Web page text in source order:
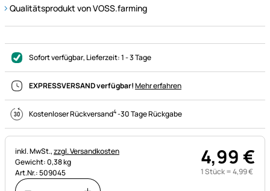
Qualitätsprodukt von VOSS.farming
Sofort verfügbar, Lieferzeit:1 - 3 Tage
EXPRESSVERSAND verfügbar!Mehr erfahren
Kostenloser Rückversand4-30 Tage Rückgabe
Steuerhinweis:
inkl. MwSt.,zzgl. Versandkosten
Gewicht: 0,38 kg
Art.Nr.: 509045
4,99€
1 Stück =4,99€